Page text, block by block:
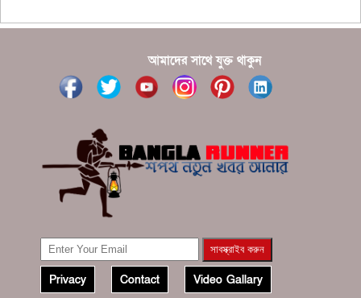
আমাদের সাথে যুক্ত থাকুন
Privacy Contact Video Gallary